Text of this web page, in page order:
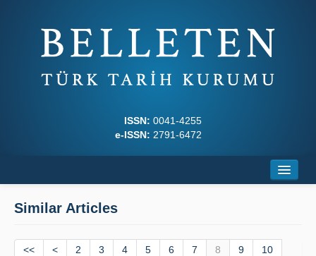
ISSN: 0041-4255
e-ISSN: 2791-6472
Journal Boards
Similar Articles
<< < 2 3 4 5 6 7 8 9
10